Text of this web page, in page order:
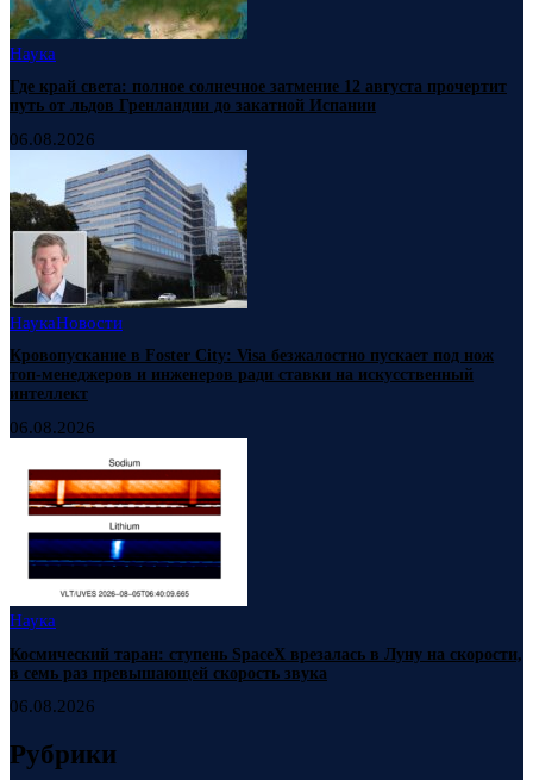
Наука
Где край света: полное солнечное затмение 12 августа прочертит
путь от льдов Гренландии до закатной Испании
06.08.2026
НаукаНовости
Кровопускание в Foster City: Visa безжалостно пускает под нож
топ-менеджеров и инженеров ради ставки на искусственный
интеллект
06.08.2026
Наука
Космический таран: ступень SpaceX врезалась в Луну на скорости,
в семь раз превышающей скорость звука
06.08.2026
Рубрики